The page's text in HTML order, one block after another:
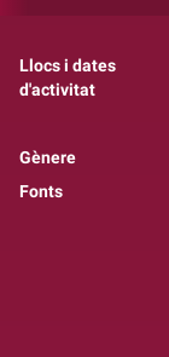
Llocs i dates
d'activitat
Gènere
Fonts